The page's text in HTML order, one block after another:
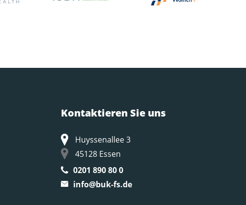
Kontaktieren Sie uns
Huyssenallee 3
45128 Essen
0201 890 80 0
info@buk-fs.de